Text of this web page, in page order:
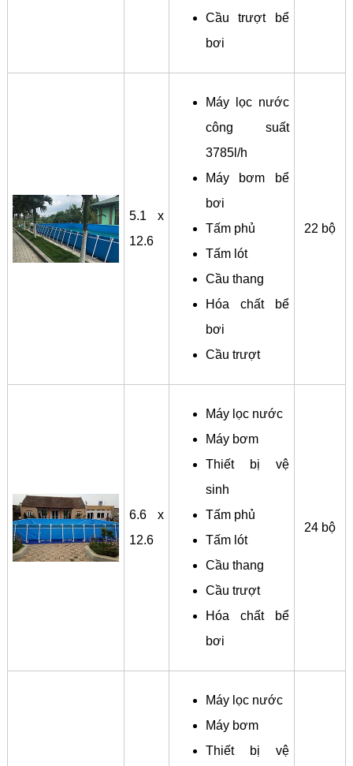
Cầu trượt bể
bơi
5.1 x
12.6
Máy lọc nước
công suất
3785l/h
Máy bơm bể
bơi
Tấm phủ
Tấm lót
Cầu thang
Hóa chất bể
bơi
Cầu trượt
22 bộ
6.6 x
12.6
Máy lọc nước
Máy bơm
Thiết bị vệ
sinh
Tấm phủ
Tấm lót
Cầu thang
Cầu trượt
Hóa chất bể
bơi
24 bộ
Máy lọc nước
Máy bơm
Thiết bị vệ